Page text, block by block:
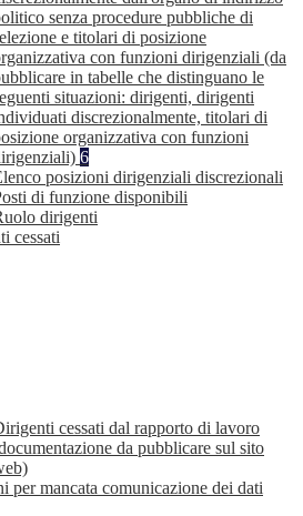
senza procedure pubbliche di
e titolari di posizione
con funzioni dirigenziali (da
in tabelle che distinguano le
situazioni: dirigenti, dirigenti
discrezionalmente, titolari di
organizzativa con funzioni
6
posizioni dirigenziali discrezionali
di funzione disponibili
dirigenti
cessati
cessati dal rapporto di lavoro
da pubblicare sul sito
per mancata comunicazione dei dati